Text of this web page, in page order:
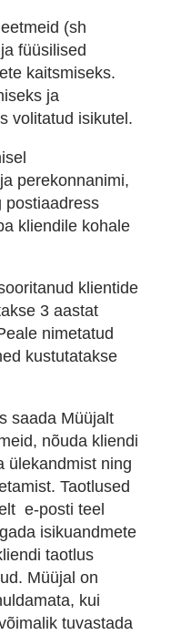
(sh
füüsilised
kaitsmiseks.
ja
volitatud isikutel.
perekonnanimi,
postiaadress
kliendile kohale
klientide
3 aastat
nimetatud
kustutatakse
saada Müüjalt
nõuda kliendi
ülekandmist ning
Taotlused
e-posti teel
isikuandmete
taotlus
Müüjal on
kui
tuvastada